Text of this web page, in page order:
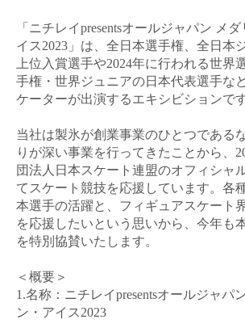
「ニチレイpresentsオールジャパン メ
イス 2023 」は、全日本選手権、全日本
上位入賞選手や2024年に行われる世界
手権・世界ジュニアの日本代表選手な
ケーターが出演するエキシビションです
当社は製氷が創業事業のひとつである
りが深い事業を行ってきたことから、
団法人日本スケート連盟のオフィシャ
てスケート競技を応援しています。各
本選手の活躍と、フィギュアスケート
を応援したいという思いから、今年も
を特別協賛いたします。
＜概要＞
1.名称：ニチレイpresentsオールジャパ
ン・アイス 2023